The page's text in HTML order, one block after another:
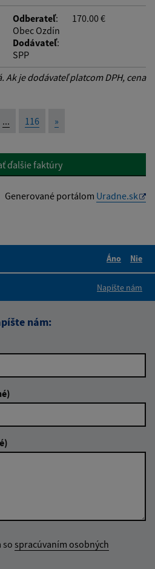
Odberateľ:
Obec Ozdín
Dodávateľ:
SPP
170.00 €
Ak je dodávateľ platcom DPH, cena
... 116 »
ďalšie faktúry
Generované portálom Uradne.sk
Áno
Nie
Napíšte nám
nám:
so spracúvaním osobných